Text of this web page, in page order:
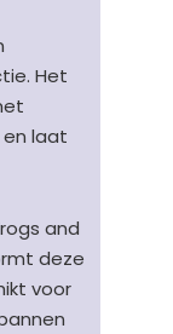
Het
en laat
and
deze
voor